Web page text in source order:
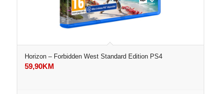
Horizon – Forbidden West Standard Edition PS4
59,90KM